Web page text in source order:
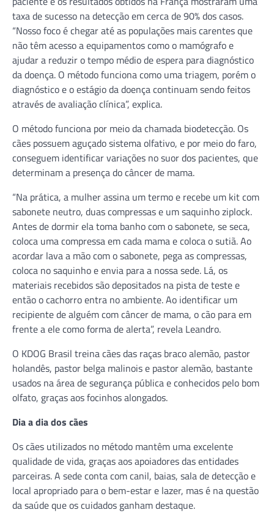
taxa de sucesso na detecção em cerca de 90% dos casos.
“Nosso foco é chegar até as populações mais carentes que
não têm acesso a equipamentos como o mamógrafo e
ajudar a reduzir o tempo médio de espera para diagnóstico
da doença. O método funciona como uma triagem, porém o
diagnóstico e o estágio da doença continuam sendo feitos
através de avaliação clínica”, explica.
O método funciona por meio da chamada biodetecção. Os
cães possuem aguçado sistema olfativo, e por meio do faro,
conseguem identificar variações no suor dos pacientes, que
determinam a presença do câncer de mama.
“Na prática, a mulher assina um termo e recebe um kit com
sabonete neutro, duas compressas e um saquinho ziplock.
Antes de dormir ela toma banho com o sabonete, se seca,
coloca uma compressa em cada mama e coloca o sutiã. Ao
acordar lava a mão com o sabonete, pega as compressas,
coloca no saquinho e envia para a nossa sede. Lá, os
materiais recebidos são depositados na pista de teste e
então o cachorro entra no ambiente. Ao identificar um
recipiente de alguém com câncer de mama, o cão para em
frente a ele como forma de alerta”, revela Leandro.
O KDOG Brasil treina cães das raças braco alemão, pastor
holandês, pastor belga malinois e pastor alemão, bastante
usados na área de segurança pública e conhecidos pelo bom
olfato, graças aos focinhos alongados.
Dia a dia dos cães
Os cães utilizados no método mantêm uma excelente
qualidade de vida, graças aos apoiadores das entidades
parceiras. A sede conta com canil, baias, sala de detecção e
local apropriado para o bem-estar e lazer, mas é na questão
da saúde que os cuidados ganham destaque.